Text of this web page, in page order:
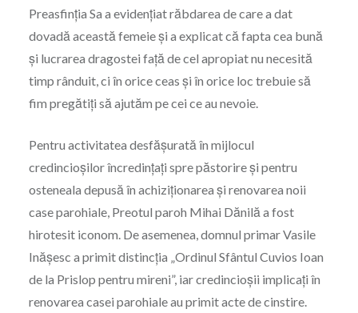
Preasfinția Sa a evidențiat răbdarea de care a dat
dovadă această femeie și a explicat că fapta cea bună
și lucrarea dragostei față de cel apropiat nu necesită
timp rânduit, ci în orice ceas și în orice loc trebuie să
fim pregătiți să ajutăm pe cei ce au nevoie.
Pentru activitatea desfășurată în mijlocul
credincioșilor încredințați spre păstorire și pentru
osteneala depusă în achiziționarea și renovarea noii
case parohiale, Preotul paroh Mihai Dănilă a fost
hirotesit iconom. De asemenea, domnul primar Vasile
Inășesc a primit distincția „Ordinul Sfântul Cuvios Ioan
de la Prislop pentru mireni”, iar credincioșii implicați în
renovarea casei parohiale au primit acte de cinstire.